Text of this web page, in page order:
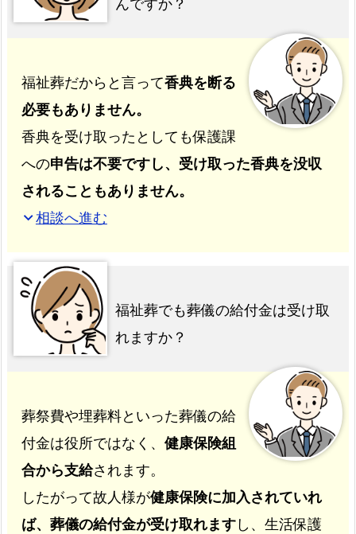
福祉葬だからと言って香典を断る
必要もありません。
香典を受け取ったとしても保護課
への申告は不要ですし、受け取った香典を没収
されることもありません。
expand_more相談へ進む
福祉葬でも葬儀の給付金は受け取
れますか？
葬祭費や埋葬料といった葬儀の給
付金は役所ではなく、 健康保険組
合から支給されます。
したがって故人様が健康保険に加入されていれ
ば、葬儀の給付金が受け取れますし、生活保護